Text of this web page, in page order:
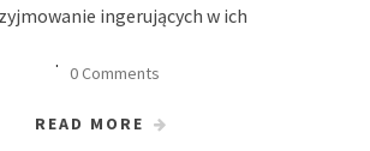
ingerujących w ich
0 Comments
READ MORE